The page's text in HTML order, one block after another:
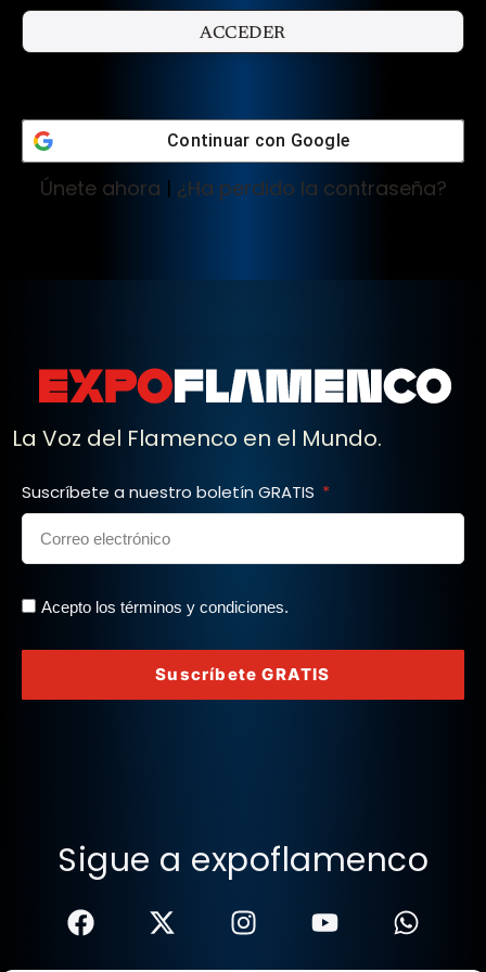
Continuar con Google
Únete ahora | ¿Ha perdido la contraseña?
La Voz del Flamenco en el Mundo.
Suscríbete a nuestro boletín GRATIS
Acepto los términos y condiciones.
Suscríbete GRATIS
Sigue a expoflamenco